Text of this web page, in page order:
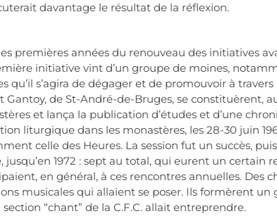
davantage le résultat de la réflexion.
premières années du renouveau des initiatives
initiative vint d’un groupe de moines,
qu’il s’agira de dégager et de promouvoir à
Gantoy, de St-André-de-Bruges, se constituèrent,
et lança la publication d’études et d’une
liturgique dans les monastères, les 28-30 juin
celle des Heures. La session fut un succès,
jusqu’en 1972 : sept au total, qui eurent un certain
en général, à ces rencontres annuelles. Des
musicales qui allaient se poser. Ils formèrent
“chant” de la C.F.C. allait entreprendre.